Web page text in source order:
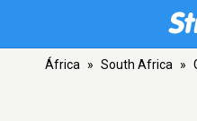
África » South Africa »